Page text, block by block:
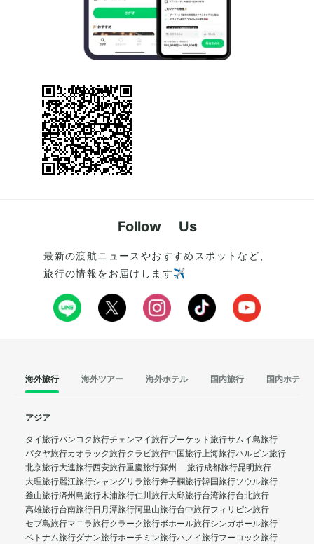
Follow Us
最新の渡航ニュースやおすすめスポットなど、
旅行の情報をお届けします✈️
海外旅行 海外ツアー 海外ホテル 国内旅行 国内ホテル
アジア
タイ旅行バンコク旅行チェンマイ旅行プーケット旅行サムイ島旅行
パタヤ旅行カオラック旅行クラビ旅行中国旅行上海旅行ハルビン旅行
北京旅行大連旅行西安旅行重慶旅行蘇州 旅行成都旅行昆明旅行
大理旅行麗江旅行シャングリラ旅行奔子欄旅行韓国旅行ソウル旅行
釜山旅行済州島旅行木浦旅行仁川旅行大邱旅行台湾旅行台北旅行
高雄旅行台南旅行日月潭旅行阿里山旅行台中旅行フィリピン旅行
セブ島旅行マニラ旅行クラーク旅行ボホール旅行シンガポール旅行
ベトナム旅行ダナン旅行ホーチミン旅行ハノイ旅行フーコック旅行